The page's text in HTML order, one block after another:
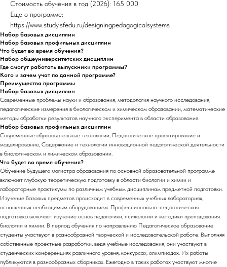
Стоимость обучения в год (2026): 165 000
Еще о программе:
https://www.study.sfedu.ru/designingpedagogicalsystems
Набор базовых дисциплин
Набор базовых профильных дисциплин
Что будет во время обучения?
Набор общеуниверситетских дисциплин
Где смогут работать выпускники программы?
Кого и зачем учат по данной программе?
Преимущества программы
Набор базовых дисциплин
Современные проблемы науки и образования, методология научного исследования,
педагогические измерения в биологическом и химическом образовании, математические
методы обработки результатов научного эксперимента в области образования.
Набор базовых профильных дисциплин
Современные образовательные технологии, Педагогическое проектирование и
моделирование, Содержание и технологии инновационной педагогической деятельности
в биологическом и химическом образовании.
Что будет во время обучения?
Обучение будущего магистра образования по основной образовательной программе
включает глубокую теоретическую подготовку в области биологии и химии и
лабораторные практикумы по различным учебным дисциплинам предметной подготовки.
Изучение базовых предметов происходит в современных учебных лабораториях,
оснащенных необходимым оборудованием. Профессионально-педагогическая
подготовка включает изучение основ педагогики, психологии и методики преподавания
биологии и химии. В период обучения по направлению Педагогическое образование
студенты участвуют в разнообразной творческой и исследовательской работе. Выполняя
собственные проектные разработки, ведя учебные исследования, они участвуют в
студенческих конференциях различного уровня, конкурсах, олимпиадах. Их работы
публикуются в разнообразных сборниках. Ежегодно в таких работах участвуют многие